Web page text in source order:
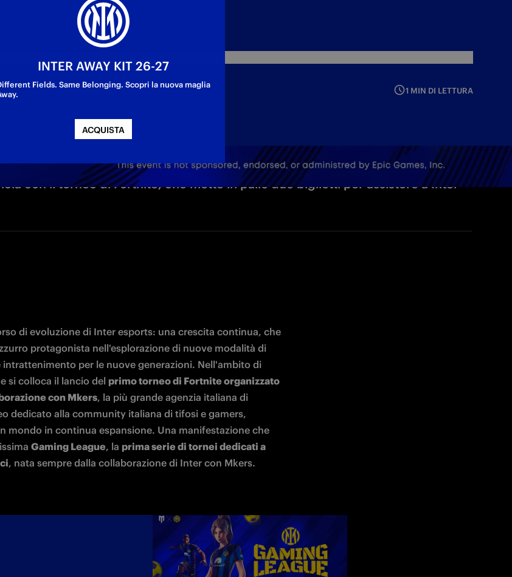
1 MIN DI LETTURA
con il torneo di Fortnite, che mette in palio due biglietti per assistere a Inter-
di evoluzione di Inter esports: una crescita continua, che
protagonista nell'esplorazione di nuove modalità di
per le nuove generazioni. Nell'ambito di
si colloca il lancio del primo torneo di Fortnite organizzato
con Mkers, la più grande agenzia italiana di
dedicato alla community italiana di tifosi e gamers,
mondo in continua espansione. Una manifestazione che
Gaming League, la prima serie di tornei dedicati a
, nata sempre dalla collaborazione di Inter con Mkers.
INTER AWAY KIT 26-27
Fields. Same Belonging. Scopri la nuova maglia
ACQUISTA